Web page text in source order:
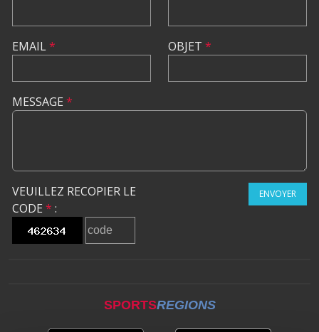
EMAIL* OBJET *
MESSAGE *
VEUILLEZ RECOPIER LE
CODE * :
ENVOYER
SPORTSREGIONS